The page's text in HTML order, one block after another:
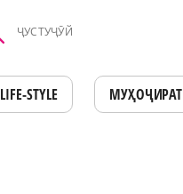
LIFE-STYLE МУҲОҶИРАТ